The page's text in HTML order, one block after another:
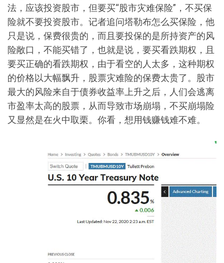
法，应该投资股市，但要买“股市灾难保险”，不买保
险就不要投资股市。记者追问塔勒布怎么买保险，他
只是说，保费很贵的，而且要投保的是所持资产的风
险敞口，不能买错了，也就是说，要买看跌期权，且
要买正确的看跌期权，由于看空的人太多，这种期权
的价格以大幅飘升，股票灾难险的保费太贵了。股市
最大的风险来自于债券收益率上升之后，人们会逃离
市盈率太高的股票，从而导致市场崩塌，不买崩塌险
又显然是在火中取栗。你看，想用钱赚钱难不难。